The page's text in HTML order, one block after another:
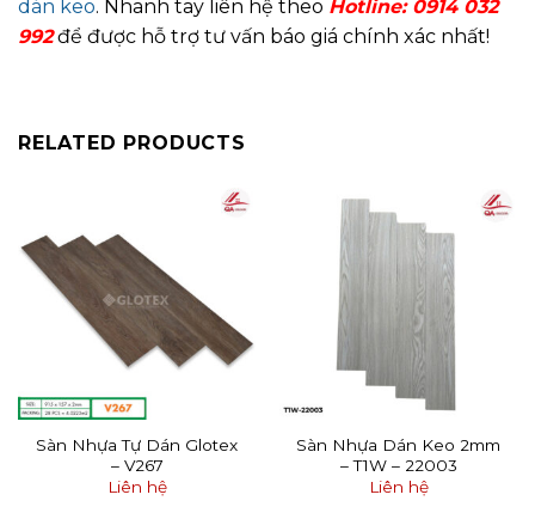
dán keo. Nhanh tay liên hệ theo Hotline: 0914 032
992 để được hỗ trợ tư vấn báo giá chính xác nhất!
RELATED PRODUCTS
Sàn Nhựa Tự Dán Glotex
– V267
Liên hệ
Sàn Nhựa Dán Keo 2mm
– T1W – 22003
Liên hệ